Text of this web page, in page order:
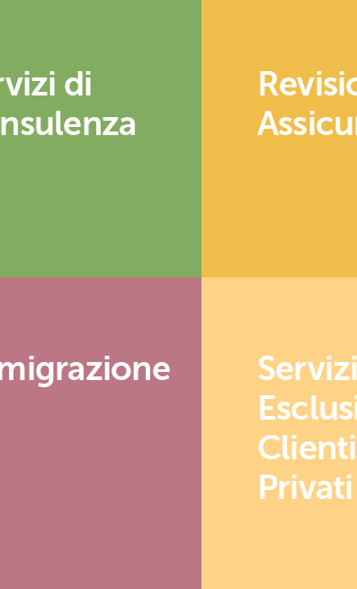
di
Servizi
Clienti
Privati